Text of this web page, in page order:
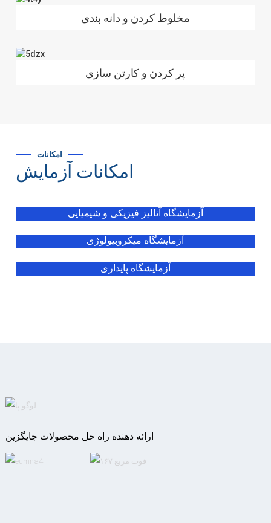
مخلوط کردن و دانه بندی
پر کردن و کارتن سازی
امکانات
امکانات آزمایش
آزمایشگاه آنالیز فیزیکی و شیمیایی
آزمایشگاه میکروبیولوژی
آزمایشگاه پایداری
ارائه دهنده راه حل محصولات جایگزین